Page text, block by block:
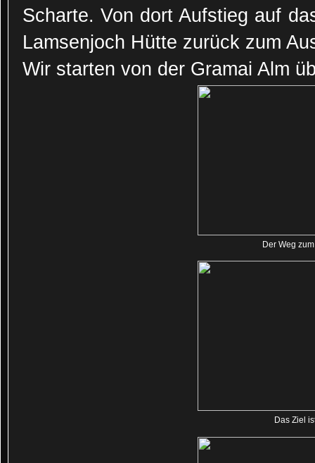
Scharte. Von dort Aufstieg auf
Lamsenjoch Hütte zurück zum
Wir starten von der Gramai Alm
Der Weg
Das Ziel